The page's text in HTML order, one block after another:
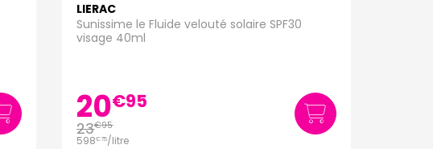
LIERAC
Sunissime le Fluide velouté solaire SPF30
visage 40ml
20€95
23€95
598€75/litre